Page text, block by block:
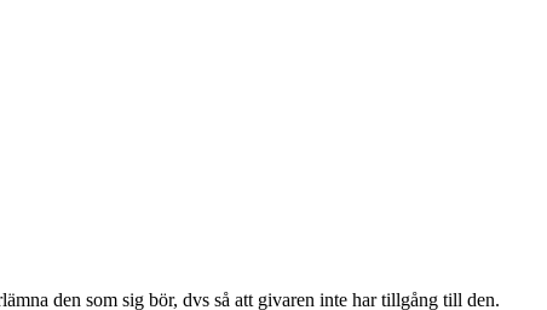
den som sig bör, dvs så att givaren inte har tillgång till den.